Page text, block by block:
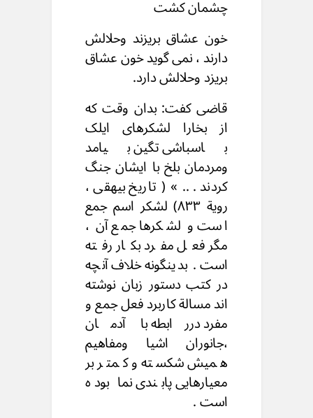
چشمان کشت
خون عشاق بریزند وحلالش
دارند ، نمی گوید خون عشاق
بریزد وحلالش دارد.
قاضی کفت: بدان وقت که
از بخارا لشکرهای ایلک
باسباشی تگین بیامد
ومردمان بلخ با ایشان جنگ
کردند . .. » ( تاریخ بیهقی ،
رویة ۸۳۳) لشکر اسم جمع
است و لشکرها جمع آن ،
مگر فعل مفرد بکار رفته
است . بدینگونه خلاف آنچه
در کتب دستور زبان نوشته
اند مسالة کاربرد فعل جمع و
مفرد دررابطه با آدمان
،‌جانوران اشیا ومفاهیم
همیش شکسته و کمتر بر
معیارهایی پابندی نما بوده
است .